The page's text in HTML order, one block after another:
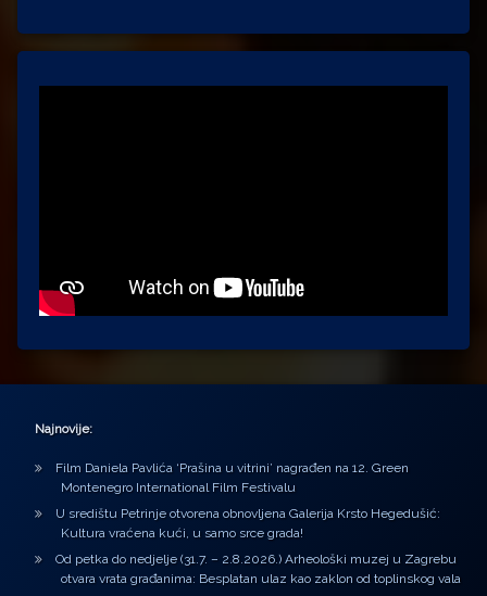
Najnovije:
Film Daniela Pavlića ‘Prašina u vitrini’ nagrađen na 12. Green
Montenegro International Film Festivalu
U središtu Petrinje otvorena obnovljena Galerija Krsto Hegedušić:
Kultura vraćena kući, u samo srce grada!
Od petka do nedjelje (31.7. – 2.8.2026.) Arheološki muzej u Zagrebu
otvara vrata građanima: Besplatan ulaz kao zaklon od toplinskog vala